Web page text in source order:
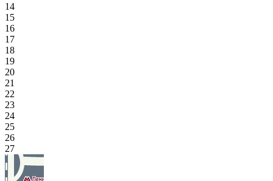
14
15
16
17
18
19
20
21
22
23
24
25
26
27